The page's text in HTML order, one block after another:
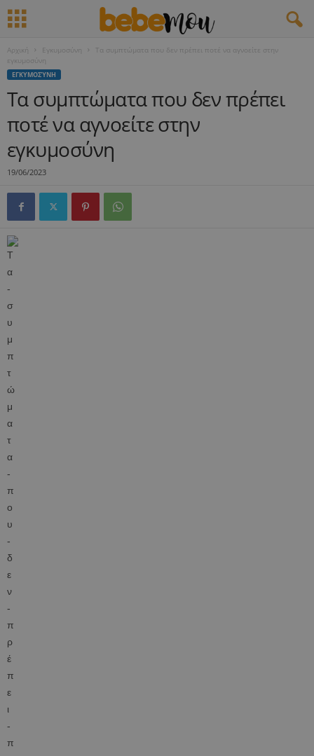
Αρχική Εγκυμοσύνη
Τα συμπτώματα που δεν πρέπει ποτέ να αγνοείτε στην
εγκυμοσύνη
ΕΓΚΥΜΟΣΎΝΗ
Τα συμπτώματα που δεν πρέπει
ποτέ να αγνοείτε στην
εγκυμοσύνη
19/06/2023